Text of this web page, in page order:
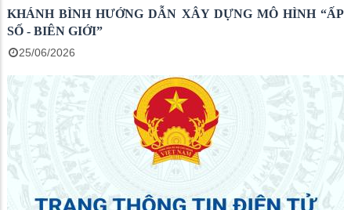
KHÁNH BÌNH HƯỚNG DẪN XÂY DỰNG MÔ HÌNH “ẤP
SỐ - BIÊN GIỚI”
25/06/2026